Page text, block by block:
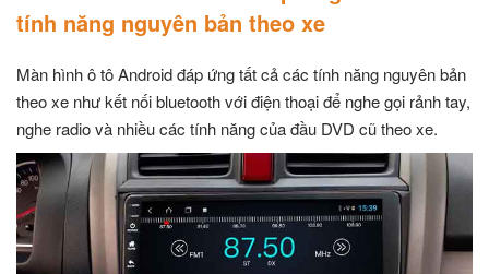
tính năng nguyên bản theo xe
Màn hình ô tô Android đáp ứng tất cả các tính năng nguyên bản
theo xe như kết nối bluetooth với điện thoại để nghe gọi rảnh tay,
nghe radio và nhiều các tính năng của đầu DVD cũ theo xe.